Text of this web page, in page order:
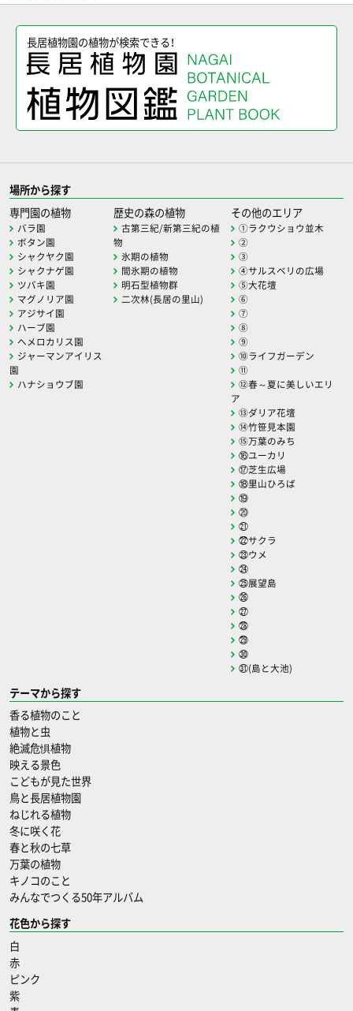
長居植物園の植物が検索できる！
場所から探す
専門園の植物
バラ園
ボタン園
シャクヤク園
シャクナゲ園
ツバキ園
マグノリア園
アジサイ園
ハーブ園
ヘメロカリス園
ジャーマンアイリス
園
ハナショウブ園
歴史の森の植物
古第三紀/新第三紀の植
物
氷期の植物
間氷期の植物
明石型植物群
二次林(長居の里山)
その他のエリア
①ラクウショウ並木
②
③
④サルスベリの広場
⑤大花壇
⑥
⑦
⑧
⑨
⑩ライフガーデン
⑪
⑫春～夏に美しいエリ
ア
⑬ダリア花壇
⑭竹笹見本園
⑮万葉のみち
⑯ユーカリ
⑰芝生広場
⑱里山ひろば
⑲
⑳
㉑
㉒サクラ
㉓ウメ
㉔
㉕展望島
㉖
㉗
㉘
㉙
㉚
㉛(島と大池)
テーマから探す
香る植物のこと
植物と虫
絶滅危惧植物
映える景色
こどもが見た世界
鳥と長居植物園
ねじれる植物
冬に咲く花
春と秋の七草
万葉の植物
キノコのこと
みんなでつくる50年アルバム
花色から探す
白
赤
ピンク
紫